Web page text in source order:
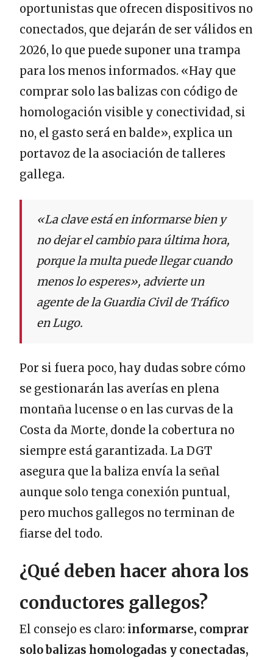
oportunistas que ofrecen dispositivos no
conectados, que dejarán de ser válidos en
2026, lo que puede suponer una trampa
para los menos informados. «Hay que
comprar solo las balizas con código de
homologación visible y conectividad, si
no, el gasto será en balde», explica un
portavoz de la asociación de talleres
gallega.
«La clave está en informarse bien y
no dejar el cambio para última hora,
porque la multa puede llegar cuando
menos lo esperes», advierte un
agente de la Guardia Civil de Tráfico
en Lugo.
Por si fuera poco, hay dudas sobre cómo
se gestionarán las averías en plena
montaña lucense o en las curvas de la
Costa da Morte, donde la cobertura no
siempre está garantizada. La DGT
asegura que la baliza envía la señal
aunque solo tenga conexión puntual,
pero muchos gallegos no terminan de
fiarse del todo.
¿Qué deben hacer ahora los
conductores gallegos?
El consejo es claro: informarse, comprar
solo balizas homologadas y conectadas,